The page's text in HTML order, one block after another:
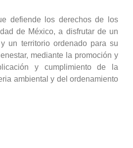
defiende los derechos de los
de México, a disfrutar de un
un territorio ordenado para su
mediante la promoción y
y cumplimiento de la
ambiental y del ordenamiento